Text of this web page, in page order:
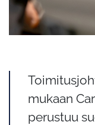
mukaan
perustuu